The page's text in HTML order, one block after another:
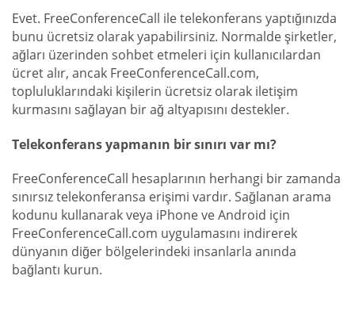
Evet. FreeConferenceCall ile telekonferans yaptığınızda
bunu ücretsiz olarak yapabilirsiniz. Normalde şirketler,
ağları üzerinden sohbet etmeleri için kullanıcılardan
ücret alır, ancak FreeConferenceCall.com,
topluluklarındaki kişilerin ücretsiz olarak iletişim
kurmasını sağlayan bir ağ altyapısını destekler.
Telekonferans yapmanın bir sınırı var mı?
FreeConferenceCall hesaplarının herhangi bir zamanda
sınırsız telekonferansa erişimi vardır. Sağlanan arama
kodunu kullanarak veya iPhone ve Android için
FreeConferenceCall.com uygulamasını indirerek
dünyanın diğer bölgelerindeki insanlarla anında
bağlantı kurun.